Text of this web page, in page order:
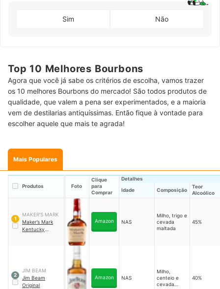
Sim Não
Top 10 Melhores Bourbons
Agora que você já sabe os critérios de escolha, vamos trazer
os 10 melhores Bourbons do mercado! São todos produtos de
qualidade, que valem a pena ser experimentados, e a maioria
vem de destilarias antiquíssimas. Então fique à vontade para
escolher aquele que mais te agrada!
Mais Populares
Produtos Foto
Clique
para
Comprar
Detalhes
Idade
Composição
Teor
Alcoólico
1
MAKER'S MARK
Maker’s Mark
Kentucky
Amazon NAS
Milho, trigo e
cevada
maltada
45%
2
JIM BEAM
Jim Beam
Original
Amazon NAS
Milho,
centeio e
cevada
40%